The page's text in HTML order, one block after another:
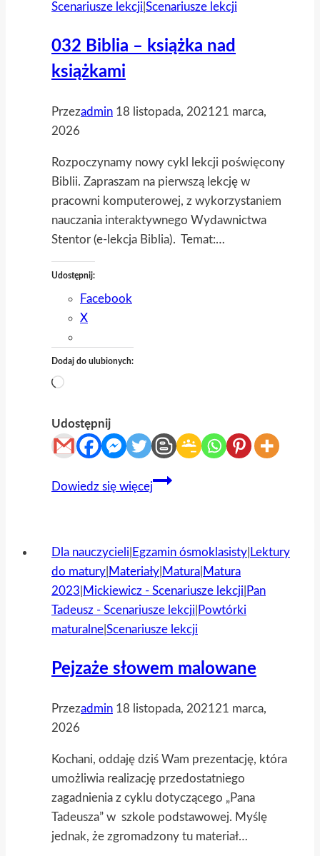
Scenariusze lekcji Scenariusze lekcji
032 Biblia – książka nad
książkami
Przezadmin 18 listopada, 202121 marca,
2026
Rozpoczynamy nowy cykl lekcji poświęcony
Biblii. Zapraszam na pierwszą lekcję w
pracowni komputerowej, z wykorzystaniem
nauczania interaktywnego Wydawnictwa
Stentor (e-lekcja Biblia). Temat:…
Udostępnij:
Facebook
X
Dodaj do ulubionych:
Wczytywanie…
Udostępnij
Dowiedz się więcej
032
nad
książkami
Dla nauczycieli Egzamin ósmoklasisty Lektury
do matury Materiały Matura Matura
2023 Mickiewicz - Scenariusze lekcji Pan
Tadeusz - Scenariusze lekcji Powtórki
maturalne Scenariusze lekcji
Pejzaże słowem malowane
Przezadmin 18 listopada, 202121 marca,
2026
Kochani, oddaję dziś Wam prezentację, która
umożliwia realizację przedostatniego
zagadnienia z cyklu dotyczącego „Pana
Tadeusza” w szkole podstawowej. Myślę
jednak, że zgromadzony tu materiał…